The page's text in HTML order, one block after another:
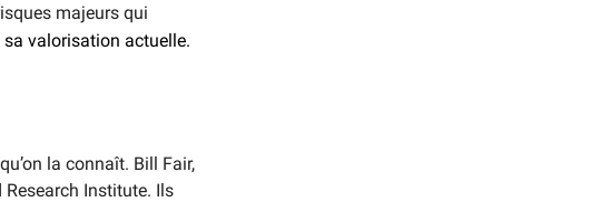
majeurs qui
valorisation actuelle.
la connaît. Bill Fair,
Institute. Ils